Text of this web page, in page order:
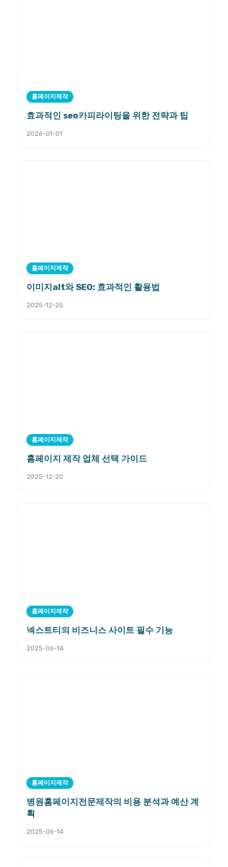
홈페이지제작
효과적인 seo카피라이팅을 위한 전략과 팁
2026-01-01
홈페이지제작
이미지alt와 SEO: 효과적인 활용법
2025-12-25
홈페이지제작
홈페이지 제작 업체 선택 가이드
2025-12-20
홈페이지제작
넥스트티의 비즈니스 사이트 필수 기능
2025-06-14
홈페이지제작
병원홈페이지전문제작의 비용 분석과 예산 계
획
2025-06-14